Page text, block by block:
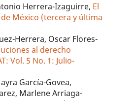
Herrera-Izaguirre, El
México (tercera y última
Herrera, Oscar Flores-
al derecho
Vol. 5 No. 1: Julio-
García-Govea,
Marlene Arriaga-